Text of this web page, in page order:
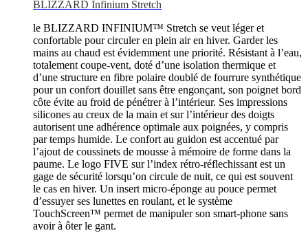
BLIZZARD Infinium Stretch
le BLIZZARD INFINIUM™ Stretch se veut léger et
confortable pour circuler en plein air en hiver. Garder les
mains au chaud est évidemment une priorité. Résistant à l’eau,
totalement coupe-vent, doté d’une isolation thermique et
d’une structure en fibre polaire doublé de fourrure synthétique
pour un confort douillet sans être engonçant, son poignet bord
côte évite au froid de pénétrer à l’intérieur. Ses impressions
silicones au creux de la main et sur l’intérieur des doigts
autorisent une adhérence optimale aux poignées, y compris
par temps humide. Le confort au guidon est accentué par
l’ajout de coussinets de mousse à mémoire de forme dans la
paume. Le logo FIVE sur l’index rétro-réflechissant est un
gage de sécurité lorsqu’on circule de nuit, ce qui est souvent
le cas en hiver. Un insert micro-éponge au pouce permet
d’essuyer ses lunettes en roulant, et le système
TouchScreen™ permet de manipuler son smart-phone sans
avoir à ôter le gant.